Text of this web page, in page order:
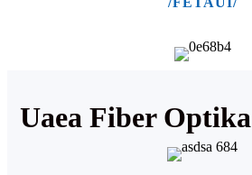
Uaea Fiber